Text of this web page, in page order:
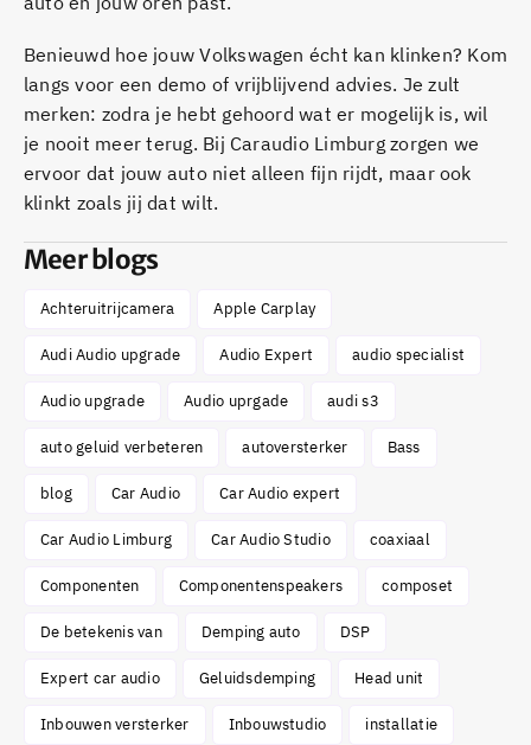
Benieuwd hoe jouw Volkswagen écht kan klinken? Kom
langs voor een demo of vrijblijvend advies. Je zult
merken: zodra je hebt gehoord wat er mogelijk is, wil
je nooit meer terug. Bij Caraudio Limburg zorgen we
ervoor dat jouw auto niet alleen fijn rijdt, maar ook
klinkt zoals jij dat wilt.
Meer blogs
Achteruitrijcamera Apple Carplay
Audi Audio upgrade Audio Expert audio specialist
Audio upgrade Audio uprgade audi s3
auto geluid verbeteren autoversterker Bass
blog Car Audio Car Audio expert
Car Audio Limburg Car Audio Studio coaxiaal
Componenten Componentenspeakers composet
De betekenis van Demping auto DSP
Expert car audio Geluidsdemping Head unit
Inbouwen versterker Inbouwstudio installatie